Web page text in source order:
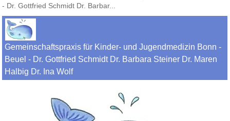
- Dr. Gottfried Schmidt Dr. Barbar...
Gemeinschaftspraxis für Kinder- und Jugendmedizin Bonn -
Beuel - Dr. Gottfried Schmidt Dr. Barbara Steiner Dr. Maren
Halbig Dr. Ina Wolf